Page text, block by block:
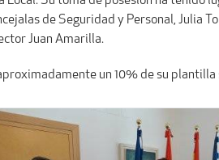
de Seguridad y Personal, Julia
Juan Amarilla.
un 10% de su plantilla